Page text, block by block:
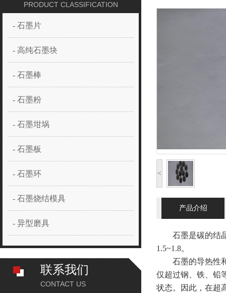
PRODUCT CLASSIFICATION
- 石墨片
- 高纯石墨块
- 石墨棒
- 石墨粉
- 石墨坩埚
- 石墨板
- 石墨环
- 石墨烧结模具
- 异型磨具
联系我们
CONTACT US
<
产品介绍
石墨是碳的结晶
1.5~1.8。
石墨的导热性和
仅超过钢、铁、铅
状态。因此，在超